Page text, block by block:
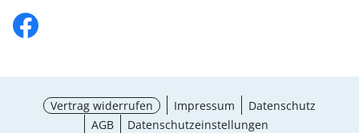
Vertrag widerrufen Impressum
Datenschutz
AGB
Datenschutzeinstellungen